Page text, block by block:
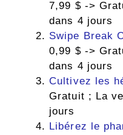
7,99 $ ->
dans 4 jours
Swipe Break
0,99 $ ->
dans 4 jours
Cultivez les
Gratuit ; La
jours
Libérez le